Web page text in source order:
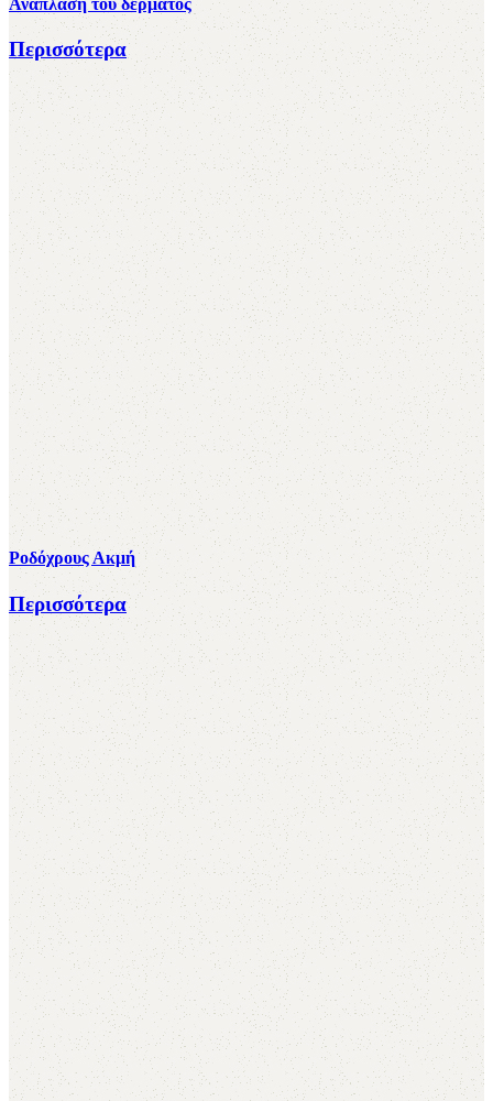
Ανάπλαση του δέρματος
Περισσότερα
Ροδόχρους Ακμή
Περισσότερα